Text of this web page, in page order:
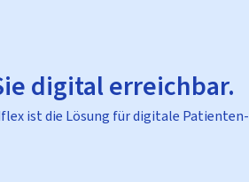
digital erreichbar.
ist die Lösung für digitale Patienten-